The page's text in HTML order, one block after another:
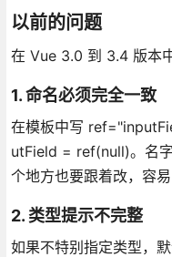
以前的问题
在 Vue 3.0 到 3.4 版本
1. 命名必须完全一致
在模板中写
utField = ref(null)。名
个地方也要跟着改，容易
2. 类型提示不完整
如果不特别指定类型，